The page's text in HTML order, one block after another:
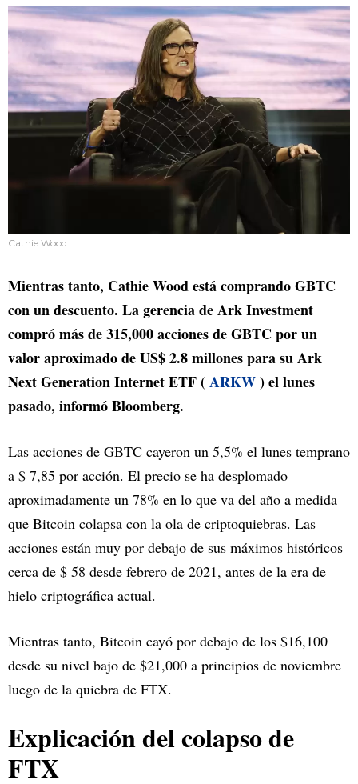
Cathie Wood
Mientras tanto, Cathie Wood está comprando GBTC
con un descuento. La gerencia de Ark Investment
compró más de 315,000 acciones de GBTC por un
valor aproximado de US$ 2.8 millones para su Ark
Next Generation Internet ETF (ARKW) el lunes
pasado, informó Bloomberg.
Las acciones de GBTC cayeron un 5,5% el lunes temprano
a $ 7,85 por acción. El precio se ha desplomado
aproximadamente un 78% en lo que va del año a medida
que Bitcoin colapsa con la ola de criptoquiebras. Las
acciones están muy por debajo de sus máximos históricos
cerca de $ 58 desde febrero de 2021, antes de la era de
hielo criptográfica actual.
Mientras tanto, Bitcoin cayó por debajo de los $16,100
desde su nivel bajo de $21,000 a principios de noviembre
luego de la quiebra de FTX.
Explicación del colapso de
FTX